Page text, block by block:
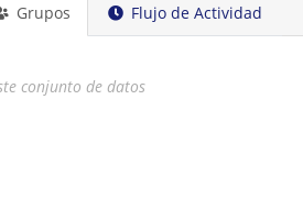
Grupos Flujo de Actividad
conjunto de datos